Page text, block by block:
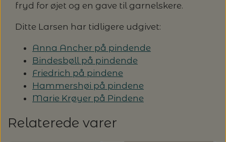
fryd for øjet og en gave til garnelskere.
Ditte Larsen har tidligere udgivet:
Anna Ancher på pindende
Bindesbøll på pindende
Friedrich på pindene
Hammershøi på pindene
Marie Krøyer på Pindene
Relaterede varer